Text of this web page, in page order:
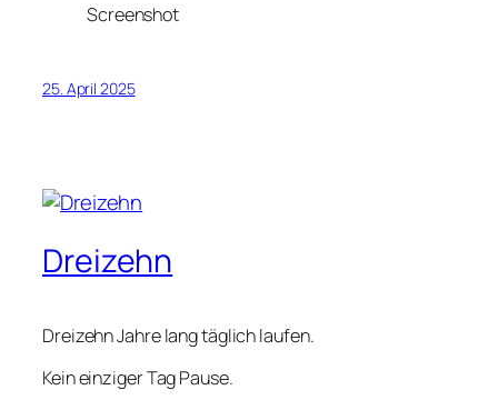
Screen­shot
25. April 2025
Dreizehn
Drei­zehn Jah­re lang täg­lich lau­fen.
Kein ein­zi­ger Tag Pau­se.